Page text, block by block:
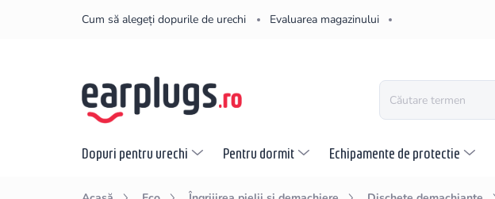
Cum să alegeți dopurile de urechi Evaluarea magazinului
Dopuri pentru urechi Pentru dormit Echipamente de protectie